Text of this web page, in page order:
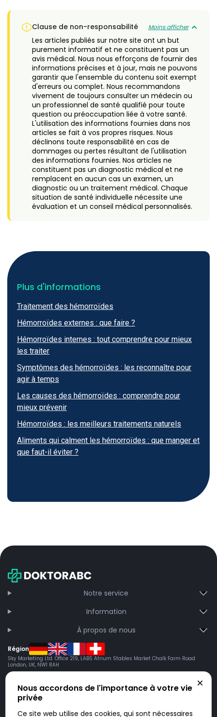
Clause de non-responsabilité Moins afficher
Les articles publiés sur notre site ont un but
purement informatif et ne constituent pas un
avis médical. Nous nous efforçons de fournir des
informations précises et à jour, mais ne pouvons
garantir que l'ensemble du contenu soit exempt
d'erreurs ou complet. Nous recommandons
vivement de toujours consulter un médecin ou
un professionnel de santé qualifié pour toute
question ou préoccupation liée à votre santé.
L'utilisation des informations fournies dans nos
articles se fait à vos propres risques. Nous
déclinons toute responsabilité en cas de
dommages ou pertes résultant de l'utilisation
des informations fournies. Nos articles ne
constituent pas un diagnostic médical et ne
remplacent en aucun cas un examen, un
diagnostic ou un traitement médical. Chaque
situation de santé individuelle nécessite une
évaluation et un conseil médical personnalisés.
Plus d'informations
Traitement des hémorroïdes
Hémorroïdes externes : que faire ?
Hémorroïdes internes : tout comprendre pour mieux
les traiter
Symptômes des hémorroïdes : les reconnaître pour
agir à temps
Les causes des hémorroïdes : comprendre pour
mieux prévenir
Hémorroïdes : les meilleurs traitements naturels
Aliments qui calment les hémorroïdes : que manger et
que faut-il éviter ?
Notre service
Information
À propos de nous
Région
Sky Marketing Ltd. Office 219, LABS Atrium Stables Market Chalk Farm Road
London, UK, NW1 8AH
Nous accordons de l'importance à votre vie
privée
Ce site web utilise des cookies, qui sont nécessaires